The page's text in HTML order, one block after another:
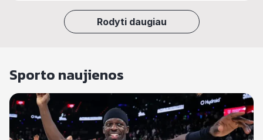
Rodyti daugiau
Sporto naujienos